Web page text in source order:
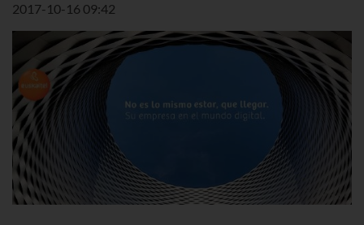
2017-10-16 09:42